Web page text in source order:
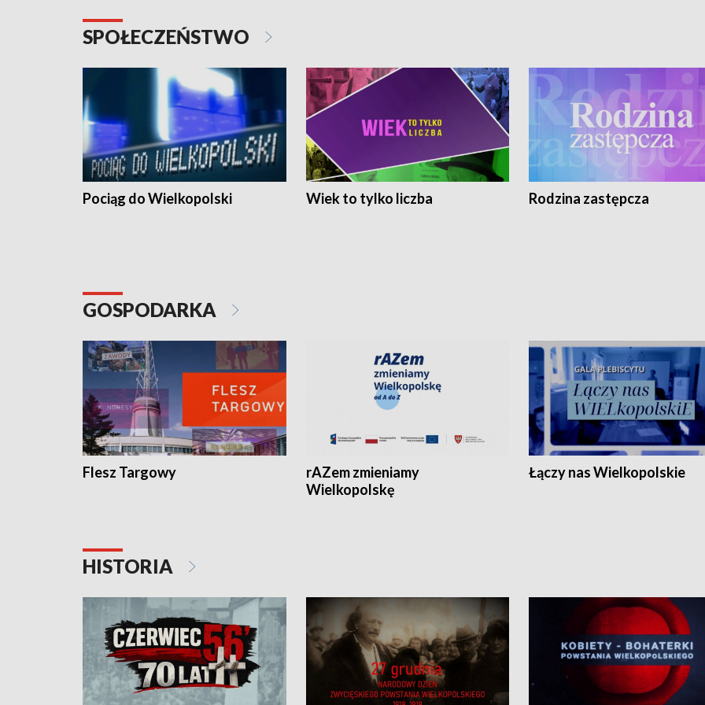
SPOŁECZEŃSTWO
Pociąg do Wielkopolski Wiek to tylko liczba Rodzina zastępcza
GOSPODARKA
Flesz Targowy
rAZem zmieniamy
Wielkopolskę
Łączy nas Wielkopolskie
HISTORIA